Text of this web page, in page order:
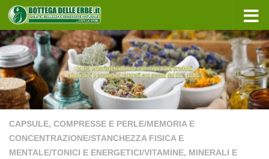
Sotto il contenuto
CAPSULE, COMPRESSE E PERLE/MEMORIA E
CONCENTRAZIONE/STANCHEZZA FISICA E
MENTALE/TONICI E ENERGETICI/VITAMINE, MINERALI E